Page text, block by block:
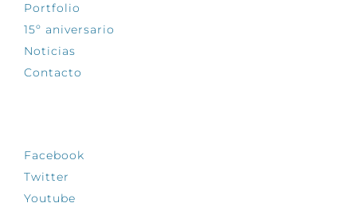
Portfolio
15º aniversario
Noticias
Contacto
Facebook
Twitter
Youtube